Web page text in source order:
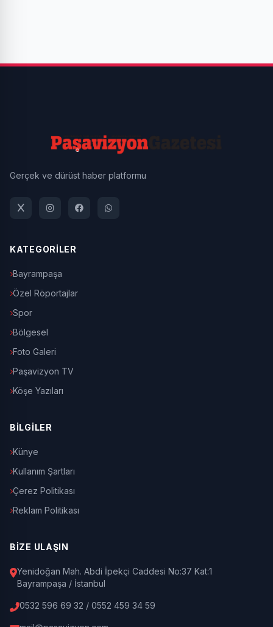
Gerçek ve dürüst haber platformu
KATEGORİLER
Bayrampaşa
Özel Röportajlar
Spor
Bölgesel
Foto Galeri
Paşavizyon TV
Köşe Yazıları
BİLGİLER
Künye
Kullanım Şartları
Çerez Politikası
Reklam Politikası
BİZE ULAŞIN
Yenidoğan Mah. Abdi İpekçi Caddesi No:37 Kat:1
Bayrampaşa / İstanbul
0532 596 69 32 / 0552 459 34 59